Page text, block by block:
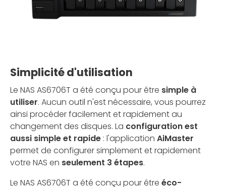
Simplicité d'utilisation
Le NAS AS6706T a été conçu pour être simple à
utiliser. Aucun outil n'est nécessaire, vous pourrez
ainsi procéder facilement et rapidement au
changement des disques. La configuration est
aussi simple et rapide : l'application AiMaster
permet de configurer simplement et rapidement
votre NAS en seulement 3 étapes.
Le NAS AS6706T a été conçu pour être éco-